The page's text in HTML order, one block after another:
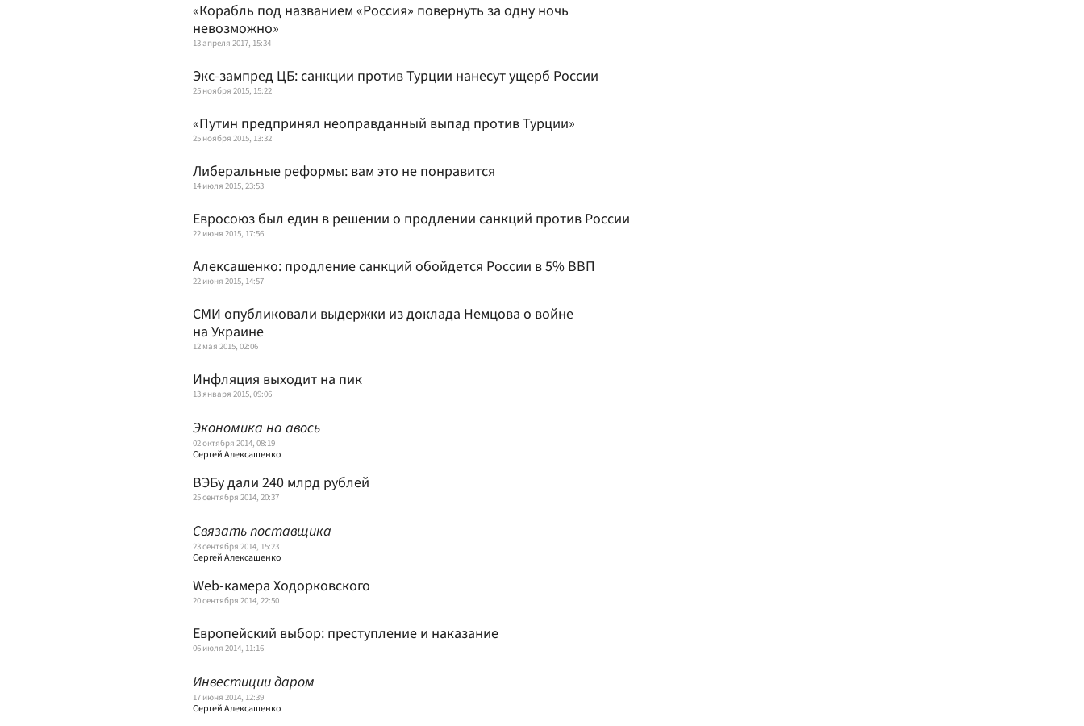
«Корабль под названием «Россия» повернуть за одну ночь
невозможно»
13 апреля 2017, 15:34
Экс-зампред ЦБ: санкции против Турции нанесут ущерб России
25 ноября 2015, 15:22
«Путин предпринял неоправданный выпад против Турции»
25 ноября 2015, 13:32
Либеральные реформы: вам это не понравится
14 июля 2015, 23:53
Евросоюз был един в решении о продлении санкций против России
22 июня 2015, 17:56
Алексашенко: продление санкций обойдется России в 5% ВВП
22 июня 2015, 14:57
СМИ опубликовали выдержки из доклада Немцова о войне
на Украине
12 мая 2015, 02:06
Инфляция выходит на пик
13 января 2015, 09:06
Экономика на авось
02 октября 2014, 08:19
Сергей Алексашенко
ВЭБу дали 240 млрд рублей
25 сентября 2014, 20:37
Связать поставщика
23 сентября 2014, 15:23
Сергей Алексашенко
Web-камера Ходорковского
20 сентября 2014, 22:50
Европейский выбор: преступление и наказание
06 июля 2014, 11:16
Инвестиции даром
17 июня 2014, 12:39
Сергей Алексашенко